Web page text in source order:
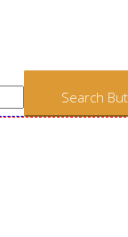
Search